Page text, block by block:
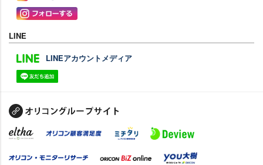
LINE
LINEアカウントメディア